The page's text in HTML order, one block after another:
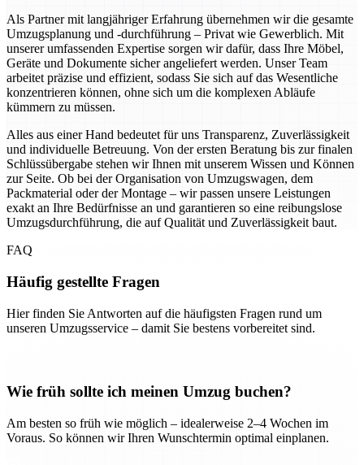
Als Partner mit langjähriger Erfahrung übernehmen wir die gesamte
Umzugsplanung und -durchführung – Privat wie Gewerblich. Mit
unserer umfassenden Expertise sorgen wir dafür, dass Ihre Möbel,
Geräte und Dokumente sicher angeliefert werden. Unser Team
arbeitet präzise und effizient, sodass Sie sich auf das Wesentliche
konzentrieren können, ohne sich um die komplexen Abläufe
kümmern zu müssen.
Alles aus einer Hand bedeutet für uns Transparenz, Zuverlässigkeit
und individuelle Betreuung. Von der ersten Beratung bis zur finalen
Schlüssübergabe stehen wir Ihnen mit unserem Wissen und Können
zur Seite. Ob bei der Organisation von Umzugswagen, dem
Packmaterial oder der Montage – wir passen unsere Leistungen
exakt an Ihre Bedürfnisse an und garantieren so eine reibungslose
Umzugsdurchführung, die auf Qualität und Zuverlässigkeit baut.
FAQ
Häufig gestellte Fragen
Hier finden Sie Antworten auf die häufigsten Fragen rund um
unseren Umzugsservice – damit Sie bestens vorbereitet sind.
Wie früh sollte ich meinen Umzug buchen?
Am besten so früh wie möglich – idealerweise 2–4 Wochen im
Voraus. So können wir Ihren Wunschtermin optimal einplanen.